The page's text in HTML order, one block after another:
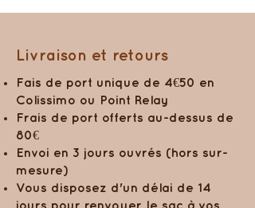
Livraison et retours
Fais de port unique de 4€50 en
Colissimo ou Point Relay
Frais de port offerts au-dessus de
80€
Envoi en 3 jours ouvrés (hors sur-
mesure)
Vous disposez d'un délai de 14